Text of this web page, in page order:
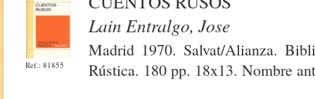
Ref.: 81855
Lain Entralgo, Jose
Madrid 1970. Salvat/Alianza.
Rústica. 180 pp. 18x13. Nombre